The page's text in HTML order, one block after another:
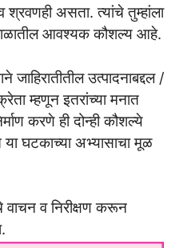
श्रवणही असता. त्यांचे तुम्हांला
आवश्यक कौशल्य आहे.
जाहिरातीतील उत्पादनाबद्दल /
म्हणून इतरांच्या मनात
करणे ही दोन्ही कौशल्ये
घटकाच्या अभ्यासाचा मूळ
वाचन व निरीक्षण करून